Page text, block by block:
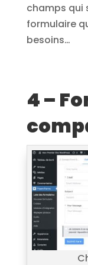
champs qui
formulaire
besoins…
4 –